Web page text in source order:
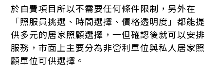
於自費項目所以不需要任何條件限制，另外在
「照服員挑選、時間選擇、價格透明度」都能提
供多元的居家照顧選擇，一但確認後就可以安排
服務，市面上主要分為非營利單位與私人居家照
顧單位可供選擇。